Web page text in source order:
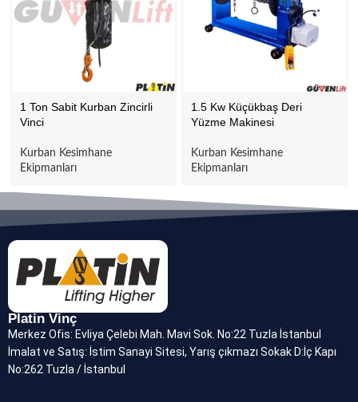
1 Ton Sabit Kurban Zincirli
Vinci
Kurban Kesimhane
Ekipmanları
1.5 Kw Küçükbaş Deri
Yüzme Makinesi
Kurban Kesimhane
Ekipmanları
Platin Vinç
Merkez Ofis: Evliya Çelebi Mah. Mavi Sok. No:22 Tuzla İstanbul
İmalat ve Satış: İstim Sanayi Sitesi, Yarış çıkmazı Sokak D:İç Kapı
No:262 Tuzla / İstanbul